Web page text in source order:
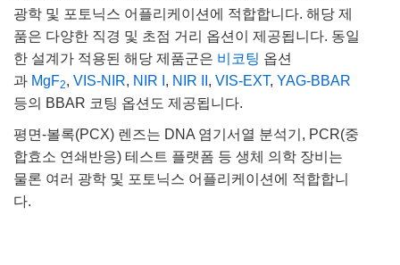
광학 및 포토닉스 어플리케이션에 적합합니다. 해당 제
품은 다양한 직경 및 초점 거리 옵션이 제공됩니다. 동일
한 설계가 적용된 해당 제품군은 비코팅 옵션
과 MgF2, VIS-NIR, NIR I , NIR II , VIS-EXT, YAG-BBAR
등의 BBAR 코팅 옵션도 제공됩니다.
평면-볼록(PCX) 렌즈는 DNA 염기서열 분석기, PCR(중
합효소 연쇄반응) 테스트 플랫폼 등 생체 의학 장비는
물론 여러 광학 및 포토닉스 어플리케이션에 적합합니
다.